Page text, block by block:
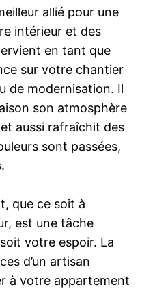
allié pour une
intérieur et des
en tant que
sur votre chantier
de modernisation. Il
son atmosphère
aussi rafraîchit des
sont passées,
que ce soit à
est une tâche
votre espoir. La
d’un artisan
à votre appartement